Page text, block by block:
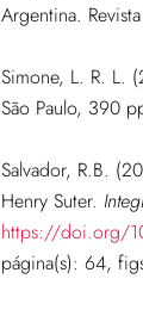
Argentina.
Simone, L. R. L.
São Paulo, 390
Salvador, R.B.
Henry Suter.
https://doi.org/
página(s): 64,